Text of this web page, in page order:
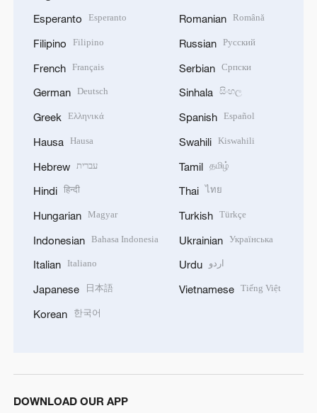
Esperanto Esperanto
Filipino Filipino
French Français
German Deutsch
Greek Ελληνικά
Hausa Hausa
Hebrew עברית
Hindi हिन्दी
Hungarian Magyar
Indonesian Bahasa Indonesia
Italian Italiano
Japanese 日本語
Korean 한국어
Romanian Română
Russian Русский
Serbian Српски
Sinhala සිංහල
Spanish Español
Swahili Kiswahili
Tamil தமிழ்
Thai ไทย
Turkish Türkçe
Ukrainian Українська
Urdu اردو
Vietnamese Tiếng Việt
DOWNLOAD OUR APP